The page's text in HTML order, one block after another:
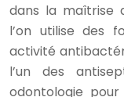
dans la maîtrise
l’on utilise des
activité
l’un des
odontologie